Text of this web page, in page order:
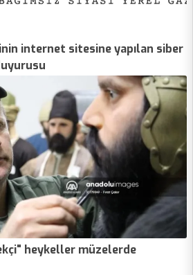
internet sitesine yapılan siber
heykeller müzelerde